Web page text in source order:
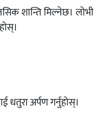
शान्ति मिल्नेछ। लोभी
धतुरा अर्पण गर्नुहोस्।